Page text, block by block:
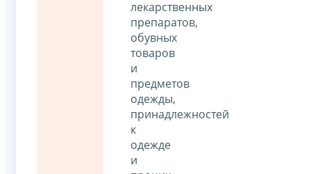
лекарственных
препаратов,
обувных
товаров
и
предметов
одежды,
принадлежностей
к
одежде
и